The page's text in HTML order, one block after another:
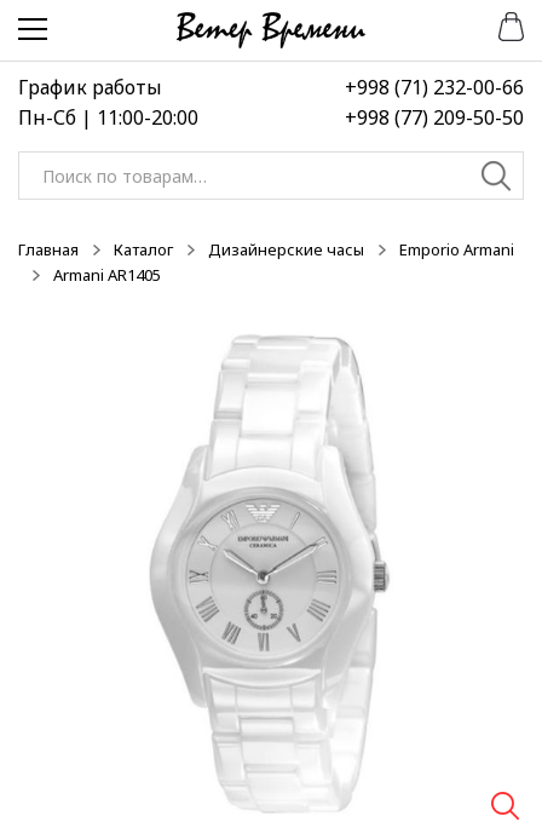
Перейти
навигации
Перейти
содержимому
График работы
Пн-Сб | 11:00-20:00
+998 (71) 232-00-66
+998 (77) 209-50-50
Искать:
Главная Каталог Дизайнерские часы
Emporio Armani
Armani AR1405
-50%
-50%
-50%